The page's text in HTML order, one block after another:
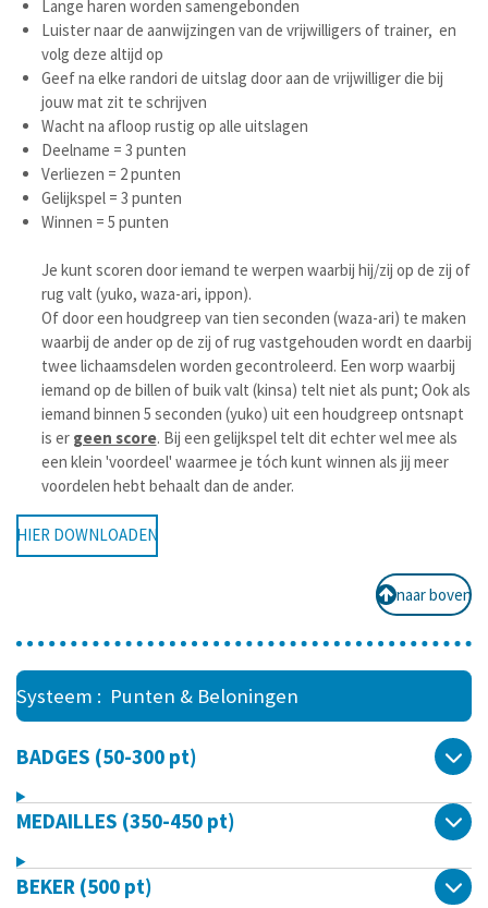
Lange haren worden samengebonden
Luister naar de aanwijzingen van de vrijwilligers of trainer, en
volg deze altijd op
Geef na elke randori de uitslag door aan de vrijwilliger die bij
jouw mat zit te schrijven
Wacht na afloop rustig op alle uitslagen
Deelname = 3 punten
Verliezen = 2 punten
Gelijkspel = 3 punten
Winnen = 5 punten
Je kunt scoren door iemand te werpen waarbij hij/zij op de zij of
rug valt (yuko, waza-ari, ippon).
Of door een houdgreep van tien seconden (waza-ari) te maken
waarbij de ander op de zij of rug vastgehouden wordt en daarbij
twee lichaamsdelen worden gecontroleerd. Een worp waarbij
iemand op de billen of buik valt (kinsa) telt niet als punt; Ook als
iemand binnen 5 seconden (yuko) uit een houdgreep ontsnapt
is er geen score. Bij een gelijkspel telt dit echter wel mee als
een klein 'voordeel' waarmee je tóch kunt winnen als jij meer
voordelen hebt behaalt dan de ander.
HIER DOWNLOADEN
naar boven
Systeem : Punten & Beloningen
BADGES (50-300 pt)
MEDAILLES (350-450 pt)
BEKER (500 pt)